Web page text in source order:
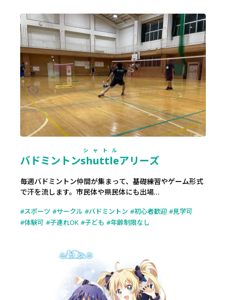
バドミントンshuttle
シャトル
アリーズ
毎週バドミントン仲間が集まって、基礎練習やゲーム形式
で汗を流します。市民体や県民体にも出場…
スポーツ サークル バドミントン 初心者歓迎
見学可
体験可
子連れOK 子ども 年齢制限なし